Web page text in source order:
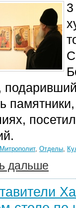
Митрополит, Отделы,
дальше